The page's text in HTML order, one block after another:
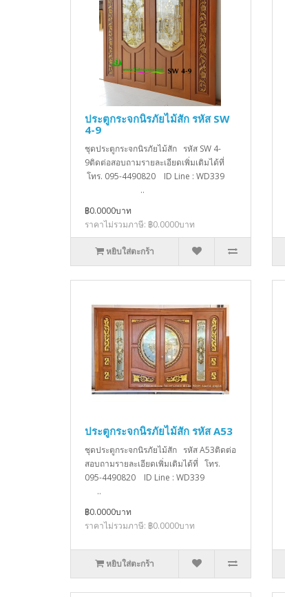
ประตูกระจกนิรภัยไม้สัก รหัส SW
4-9
ชุดประตูกระจกนิรภัยไม้สัก รหัส SW 4-
9ติดต่อสอบถามรายละเอียดเพิ่มเติมได้ที่
โทร. 095-4490820 ID Line : WD339
..
฿0.0000บาท
ราคาไม่รวมภาษี: ฿0.0000บาท
หยิบใส่ตะกร้า
ประตูกระจกนิรภัยไม้สัก รหัส A53
ชุดประตูกระจกนิรภัยไม้สัก รหัส A53ติดต่อ
สอบถามรายละเอียดเพิ่มเติมได้ที่ โทร.
095-4490820 ID Line : WD339
..
฿0.0000บาท
ราคาไม่รวมภาษี: ฿0.0000บาท
หยิบใส่ตะกร้า